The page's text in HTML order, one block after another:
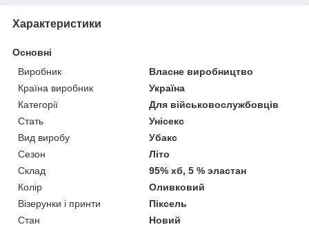
Характеристики
Основні
Виробник
Власне виробництво
Країна виробник
Україна
Категорії
Для військовослужбовців
Стать
Унісекс
Вид виробу
Убакс
Сезон
Літо
Склад
95% хб, 5 % эластан
Колір
Оливковий
Візерунки і принти
Піксель
Стан
Новий